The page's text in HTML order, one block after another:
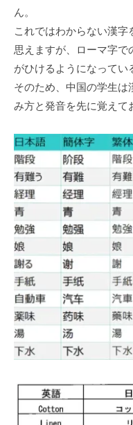
ん。
これではわからない漢字
思えますが、ローマ字
がひけるようになってい
そのため、中国の学⽣は
み⽅と発⾳を先に覚えて